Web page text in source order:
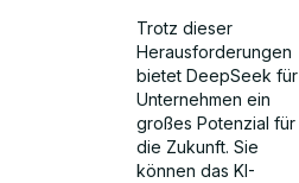
Trotz dieser
Herausforderungen
bietet DeepSeek für
Unternehmen ein
großes Potenzial für
die Zukunft. Sie
können das KI-